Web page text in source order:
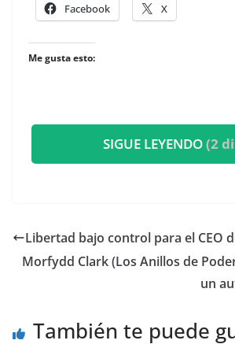
Facebook X
Me gusta esto:
SIGUE LEYENDO(2
Libertad bajo control para el CEO
​Morfydd Clark (Los Anillos de
un
También te puede